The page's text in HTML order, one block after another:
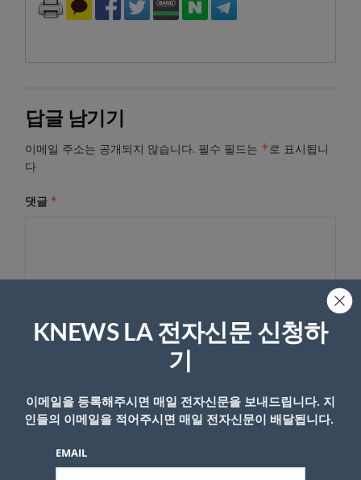
답글 남기기
이메일 주소는 공개되지 않습니다. 필수 필드는 *로 표시됩니
다
댓글 *
이름
KNEWS LA 전자신문 신청하
기
이메일을 등록해주시면 매일 전자신문을 보내드립니다. 지
인들의 이메일을 적어주시면 매일 전자신문이 배달됩니다.
EMAIL